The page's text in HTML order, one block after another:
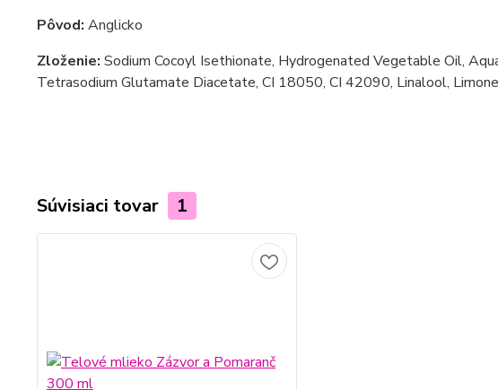
Pôvod: Anglicko
Zloženie: Sodium Cocoyl Isethionate, Hydrogenated Vegetable Oil,
Tetrasodium Glutamate Diacetate, CI 18050, CI 42090, Linalool,
Súvisiaci tovar 1